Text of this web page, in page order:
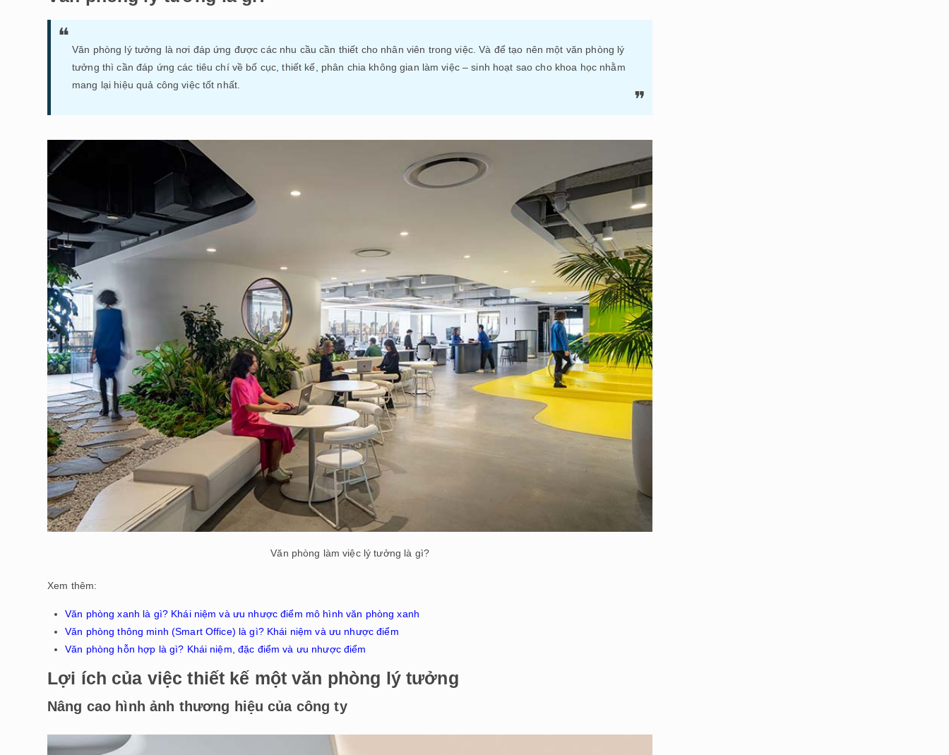
Văn phòng lý tưởng là nơi đáp ứng được các nhu cầu cần thiết cho nhân viên trong việc. Và để tạo nên một văn phòng lý
tưởng thì cần đáp ứng các tiêu chí về bố cục, thiết kế, phân chia không gian làm việc – sinh hoạt sao cho khoa học nhằm
mang lại hiệu quả công việc tốt nhất.
Văn phòng làm việc lý tưởng là gì?
Xem thêm:
Văn phòng xanh là gì? Khái niệm và ưu nhược điểm mô hình văn phòng xanh
Văn phòng thông minh (Smart Office) là gì? Khái niệm và ưu nhược điểm
Văn phòng hỗn hợp là gì? Khái niệm, đặc điểm và ưu nhược điểm
Lợi ích của việc thiết kế một văn phòng lý tưởng
Nâng cao hình ảnh thương hiệu của công ty